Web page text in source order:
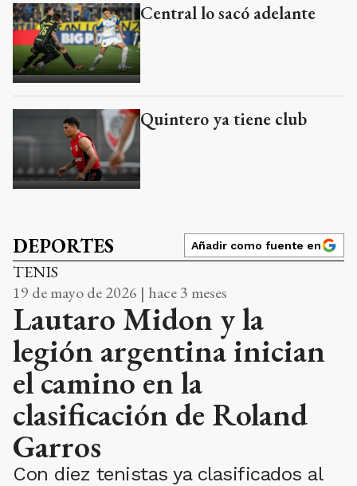
Central lo sacó adelante
Quintero ya tiene club
DEPORTES Añadir como fuente en
TENIS
19 de mayo de 2026 | hace 3 meses
Lautaro Midon y la
legión argentina inician
el camino en la
clasificación de Roland
Garros
Con diez tenistas ya clasificados al